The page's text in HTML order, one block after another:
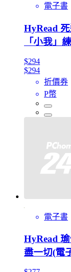
電子書
HyRead
「小我」
$294
$294
折價券
P幣
電子書
HyRead
盡一切(電